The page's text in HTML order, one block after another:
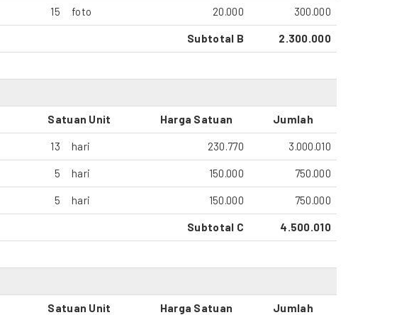
15 foto 20.000 300.000
Subtotal B 2.300.000
Satuan Unit Harga Satuan Jumlah
13 hari 230.770 3.000.010
5 hari 150.000 750.000
5 hari 150.000 750.000
Subtotal C 4.500.010
Satuan Unit Harga Satuan Jumlah